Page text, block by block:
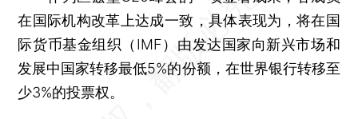
在国际机构改革上达成一致，具体表现为，将在国
际货币基金组织（IMF）由发达国家向新兴市场和
发展中国家转移最低5%的份额，在世界银行转移至
少3%的投票权。